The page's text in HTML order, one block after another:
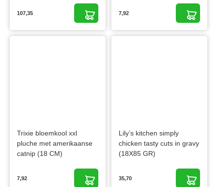
107,35 7,92
Trixie bloemkool xxl
pluche met amerikaanse
catnip (18 CM)
7,92
Lily’s kitchen simply
chicken tasty cuts in gravy
(18X85 GR)
35,70